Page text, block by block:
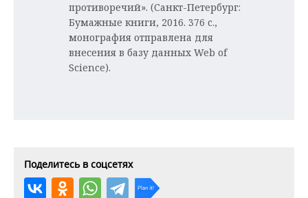
противоречий». (Санкт-Петербург:
Бумажные книги, 2016. 376 c.,
монография отправлена для
внесения в базу данных Web of
Science).
Поделитесь в соцсетях